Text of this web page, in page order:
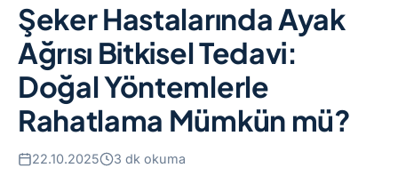
Şeker Hastalarında Ayak
Ağrısı Bitkisel Tedavi:
Doğal Yöntemlerle
Rahatlama Mümkün mü?
22.10.2025 3 dk okuma